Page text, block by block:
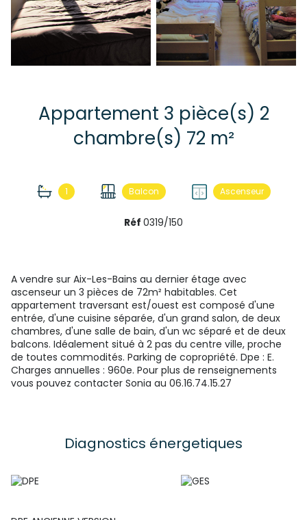
Appartement 3 pièce(s) 2
chambre(s) 72 m²
1 Balcon Ascenseur
Réf 0319/150
A vendre sur Aix-Les-Bains au dernier étage avec
ascenseur un 3 pièces de 72m² habitables. Cet
appartement traversant est/ouest est composé d'une
entrée, d'une cuisine séparée, d'un grand salon, de deux
chambres, d'une salle de bain, d'un wc séparé et de deux
balcons. Idéalement situé à 2 pas du centre ville, proche
de toutes commodités. Parking de copropriété. Dpe : E.
Charges annuelles : 960e. Pour plus de renseignements
vous pouvez contacter Sonia au 06.16.74.15.27
Diagnostics énergetiques